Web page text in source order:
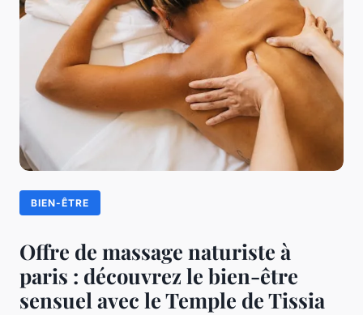
BIEN-ÊTRE
Offre de massage naturiste à
paris : découvrez le bien-être
sensuel avec le Temple de Tissia